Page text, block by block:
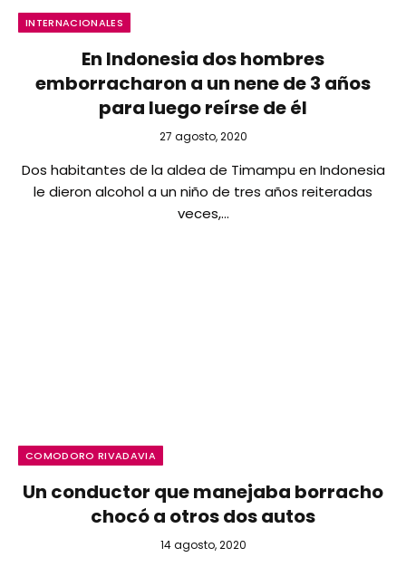
INTERNACIONALES
En Indonesia dos hombres
emborracharon a un nene de 3 años
para luego reírse de él
27 agosto, 2020
Dos habitantes de la aldea de Timampu en Indonesia
le dieron alcohol a un niño de tres años reiteradas
veces,…
COMODORO RIVADAVIA
Un conductor que manejaba borracho
chocó a otros dos autos
14 agosto, 2020